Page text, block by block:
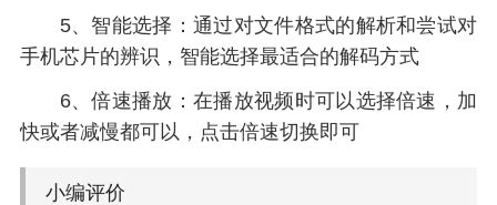
5、智能选择：通过对文件格式的解析和尝试对
手机芯片的辨识，智能选择最适合的解码方式
6、倍速播放：在播放视频时可以选择倍速，加
快或者减慢都可以，点击倍速切换即可
小编评价